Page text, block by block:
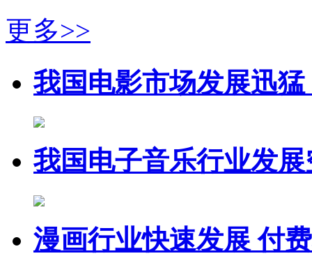
更多>>
我国电影市场发展迅
我国电子音乐行业发
漫画行业快速发展 付